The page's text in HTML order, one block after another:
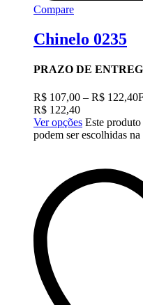
Compare
Chinelo 0235
PRAZO DE
R$ 107,00 – R$ 122,40
R$ 122,40
Ver opções Este
podem ser escolhidas